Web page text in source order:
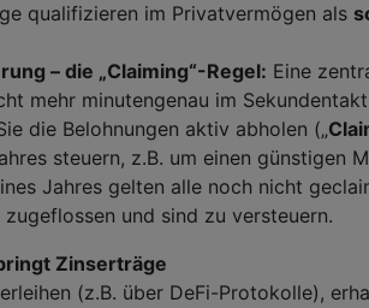
qualifizieren im Privatvermögen als
– die „Claiming“-Regel: Eine
mehr minutengenau im
die Belohnungen aktiv abholen („
steuern, z.B. um einen günstigen
Jahres gelten alle noch nicht
und sind zu versteuern.
Zinserträge
(z.B. über DeFi-Protokolle),